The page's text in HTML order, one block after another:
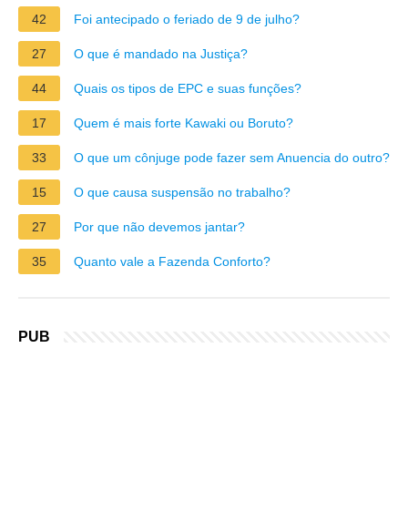
42 Foi antecipado o feriado de 9 de julho?
27 O que é mandado na Justiça?
44 Quais os tipos de EPC e suas funções?
17 Quem é mais forte Kawaki ou Boruto?
33 O que um cônjuge pode fazer sem Anuencia do outro?
15 O que causa suspensão no trabalho?
27 Por que não devemos jantar?
35 Quanto vale a Fazenda Conforto?
PUB